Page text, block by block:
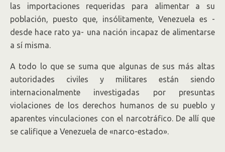
las importaciones requeridas para alimentar a su
población, puesto que, insólitamente, Venezuela es -
desde hace rato ya- una nación incapaz de alimentarse
a sí misma.
A todo lo que se suma que algunas de sus más altas
autoridades civiles y militares están siendo
internacionalmente investigadas por presuntas
violaciones de los derechos humanos de su pueblo y
aparentes vinculaciones con el narcotráfico. De allí que
se califique a Venezuela de «narco-estado».